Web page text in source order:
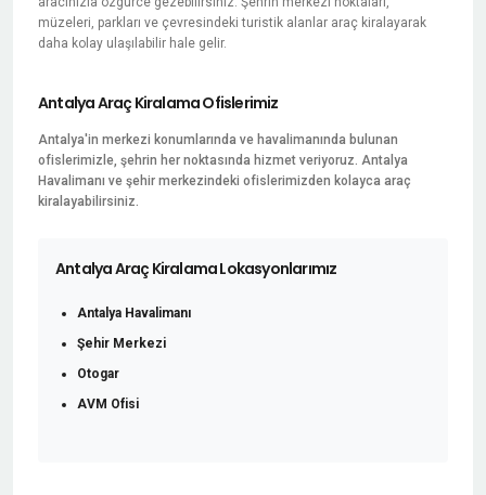
müzeleri, parkları ve çevresindeki turistik alanlar araç kiralayarak
daha kolay ulaşılabilir hale gelir.
Antalya Araç Kiralama Ofislerimiz
Antalya'in merkezi konumlarında ve havalimanında bulunan
ofislerimizle, şehrin her noktasında hizmet veriyoruz. Antalya
Havalimanı ve şehir merkezindeki ofislerimizden kolayca araç
kiralayabilirsiniz.
Antalya Araç Kiralama Lokasyonlarımız
Antalya Havalimanı
Şehir Merkezi
Otogar
AVM Ofisi